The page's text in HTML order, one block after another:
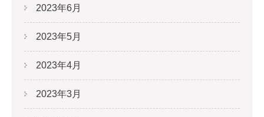
2023年6月
2023年5月
2023年4月
2023年3月